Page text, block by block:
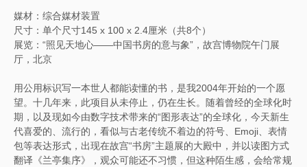
媒材：综合媒材装置
尺寸：单个尺寸145 x 100 x 2.4厘米（共8个）
展览：“照见天地心——中国书房的意与象”，故宫博物院午门展
厅，北京
用公用标识写一本世人都能读懂的书，是我2004年开始的一个愿
望。十几年来，此项目从未停止，仍在生长。随着曾经的全球化时
期，以及现如今由数字技术带来的“图形表达”的全球化，今天新生
代喜爱的、流行的，看似与古老传统不着边的符号、Emoji、表情
包等表达形式，出现在故宫“书房”主题展的大殿中，并以读图方式
翻译《兰亭集序》，观众可能还不习惯，但这种陌生感，会给常规